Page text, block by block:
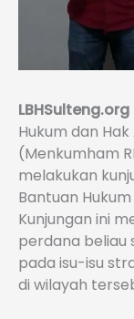
Hukum dan
(Menkumham
melakukan
Bantuan
Kunjungan ini
perdana beliau
pada isu-isu
di wilayah